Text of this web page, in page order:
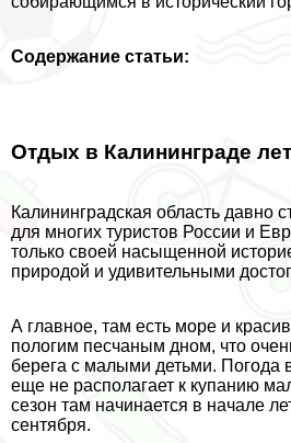
Содержание статьи:
Отдых в Калининграде
Калининградская область давно
для многих туристов России и
только своей насыщенной
природой и удивительными
А главное, там есть море и
пологим песчаным дном, что
берега с малыми детьми. Погода
еще не располагает к купанию
сезон там начинается в начале
сентября.